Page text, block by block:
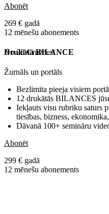
Abonēt
269 € gadā
12 mēnešu abonements
No 28 € mēnesī
Drukātā BILANCE
Žurnāls un portāls
Bezlimita pieeja visiem
12 drukātās BILANCES
Iekļauts visu rubriku saturs
tiesības, bizness,
Dāvanā 100+ semināru
Abonēt
299 € gadā
12 mēnešu abonements